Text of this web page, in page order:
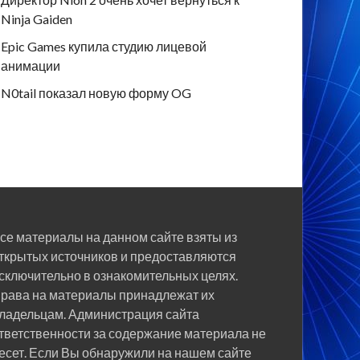
Ninja Gaiden
Epic Games купила студию лицевой
анимации
N0tail показал новую форму OG
материалы на данном сайте взяты из
источников и предоставляются
в ознакомительных целях.
на материалы принадлежат их
Администрация сайта
за содержание материала не
Если Вы обнаружили на нашем сайте